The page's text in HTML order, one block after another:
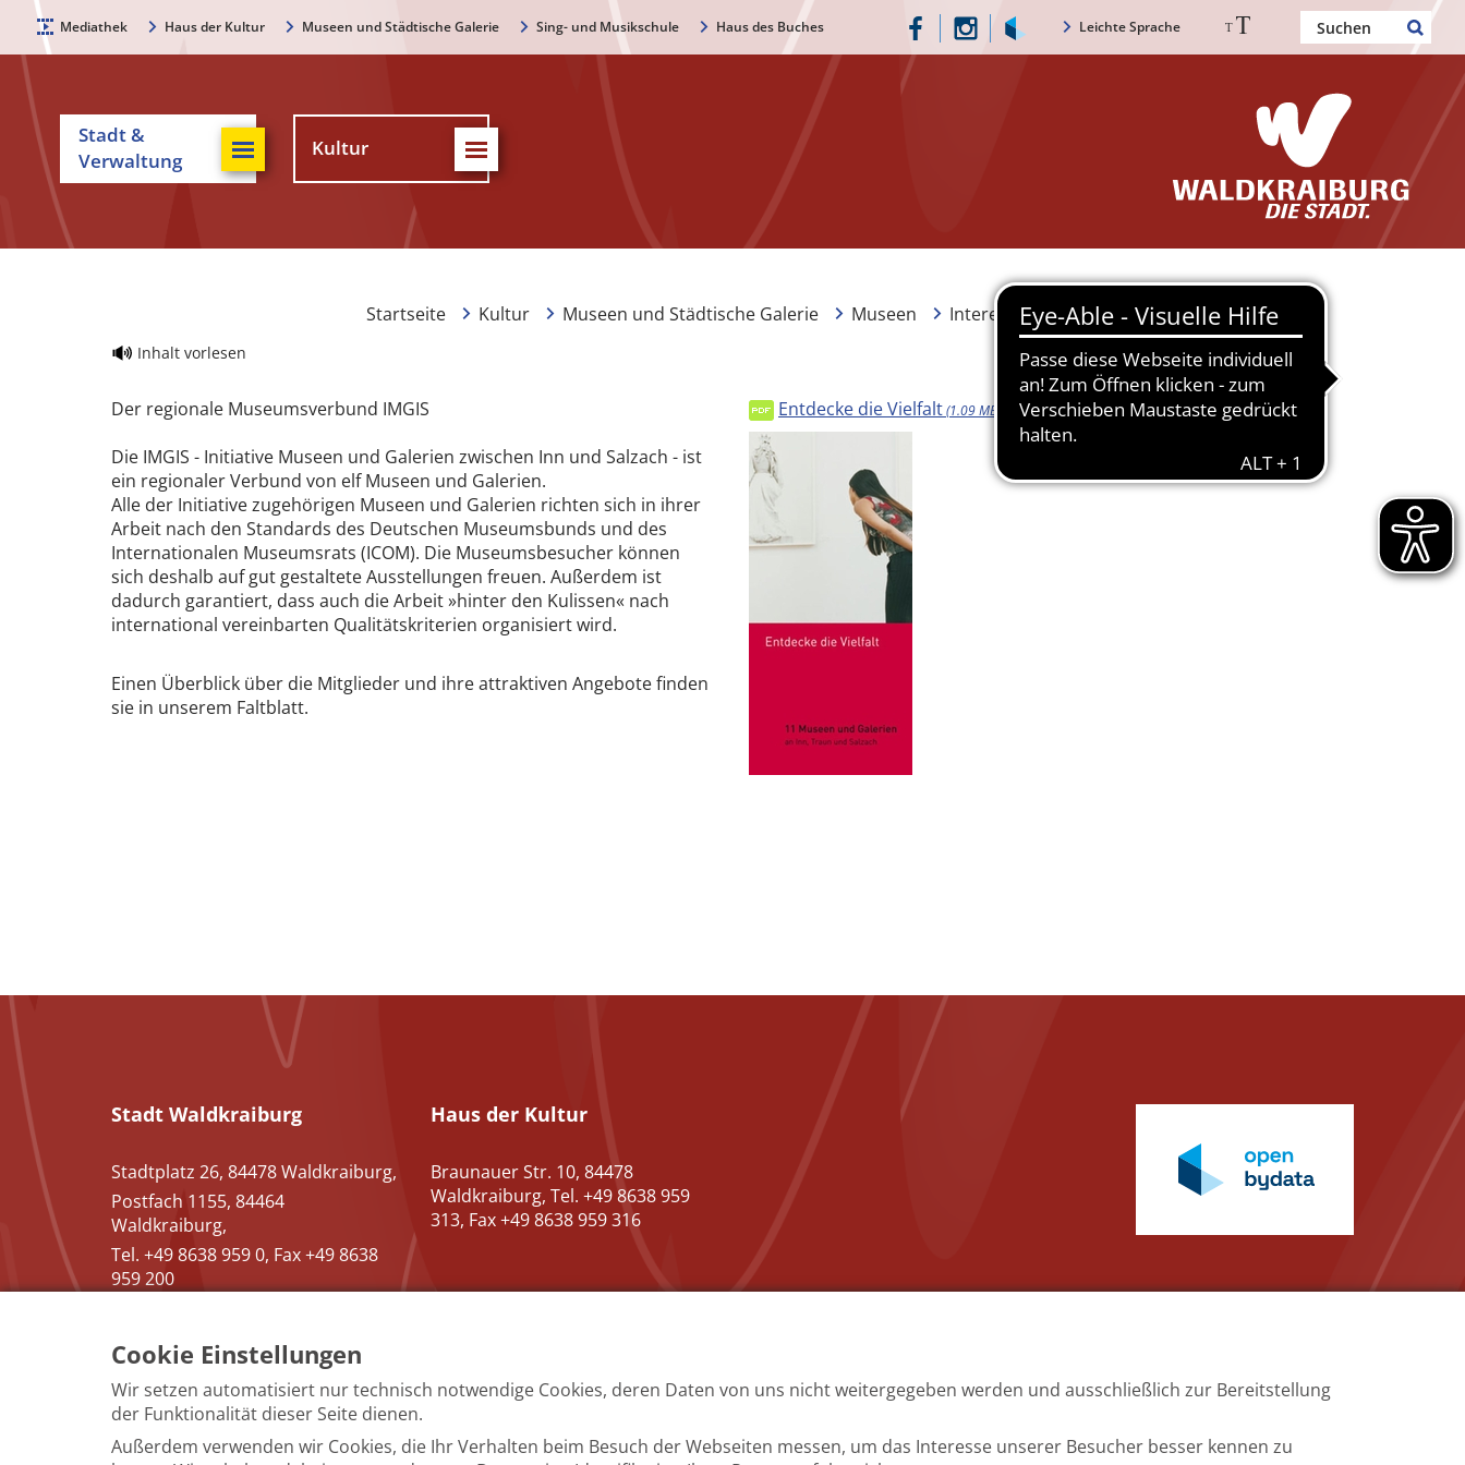
Mediathek Haus der Kultur Museen und Städtische Galerie Sing- und Musikschule Haus des Buches Leichte Sprache
Stadt &
Verwaltung
Kultur
Startseite Kultur Museen und Städtische Galerie Museen Interessante Links
Inhalt vorlesen
Der regionale Museumsverbund IMGIS
Die IMGIS - Initiative Museen und Galerien zwischen Inn und Salzach - ist
ein regionaler Verbund von elf Museen und Galerien.
Alle der Initiative zugehörigen Museen und Galerien richten sich in ihrer
Arbeit nach den Standards des Deutschen Museumsbunds und des
Internationalen Museumsrats (ICOM). Die Museumsbesucher können
sich deshalb auf gut gestaltete Ausstellungen freuen. Außerdem ist
dadurch garantiert, dass auch die Arbeit »hinter den Kulissen« nach
international vereinbarten Qualitätskriterien organisiert wird.
Einen Überblick über die Mitglieder und ihre attraktiven Angebote finden
sie in unserem Faltblatt.
Entdecke die Vielfalt(1.09 MB)
Stadt Waldkraiburg
Stadtplatz 26, 84478 Waldkraiburg,
Postfach 1155, 84464
Waldkraiburg,
Tel. +49 8638 959 0, Fax +49 8638
959 200
Haus der Kultur
Braunauer Str. 10, 84478
Waldkraiburg, Tel. +49 8638 959
313, Fax +49 8638 959 316
Impressum Kultur
Cookie Einstellungen
Wir setzen automatisiert nur technisch notwendige Cookies, deren Daten von uns nicht weitergegeben werden und ausschließlich zur Bereitstellung
der Funktionalität dieser Seite dienen.
Außerdem verwenden wir Cookies, die Ihr Verhalten beim Besuch der Webseiten messen, um das Interesse unserer Besucher besser kennen zu